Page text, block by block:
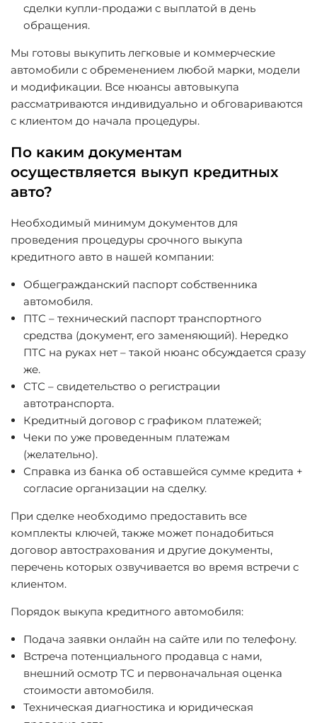
сделки купли-продажи с выплатой в день
обращения.
Мы готовы выкупить легковые и коммерческие
автомобили с обременением любой марки, модели
и модификации. Все нюансы автовыкупа
рассматриваются индивидуально и обговариваются
с клиентом до начала процедуры.
По каким документам
осуществляется выкуп кредитных
авто?
Необходимый минимум документов для
проведения процедуры срочного выкупа
кредитного авто в нашей компании:
Общегражданский паспорт собственника
автомобиля.
ПТС – технический паспорт транспортного
средства (документ, его заменяющий). Нередко
ПТС на руках нет – такой нюанс обсуждается сразу
же.
СТС – свидетельство о регистрации
автотранспорта.
Кредитный договор с графиком платежей;
Чеки по уже проведенным платежам
(желательно).
Справка из банка об оставшейся сумме кредита +
согласие организации на сделку.
При сделке необходимо предоставить все
комплекты ключей, также может понадобиться
договор автострахования и другие документы,
перечень которых озвучивается во время встречи с
клиентом.
Порядок выкупа кредитного автомобиля:
Подача заявки онлайн на сайте или по телефону.
Встреча потенциального продавца с нами,
внешний осмотр ТС и первоначальная оценка
стоимости автомобиля.
Техническая диагностика и юридическая